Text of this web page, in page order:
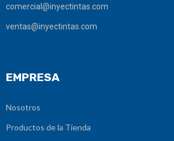
comercial@inyectintas.com
ventas@inyectintas.com
EMPRESA
Nosotros
Productos de la Tienda